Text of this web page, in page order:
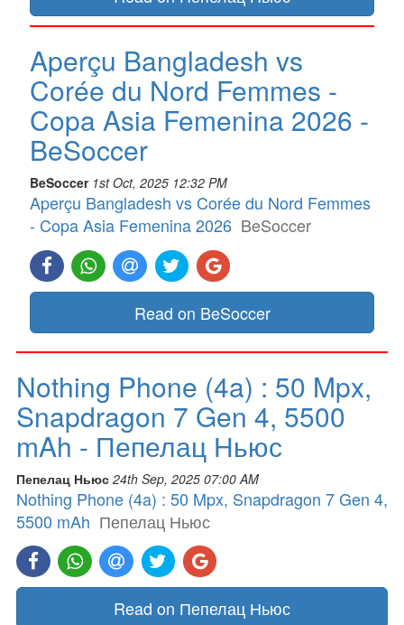
Aperçu Bangladesh vs
Corée du Nord Femmes -
Copa Asia Femenina 2026 -
BeSoccer
BeSoccer 1st Oct, 2025 12:32 PM
Aperçu Bangladesh vs Corée du Nord Femmes
- Copa Asia Femenina 2026 BeSoccer
Read on BeSoccer
Nothing Phone (4a) : 50 Mpx,
Snapdragon 7 Gen 4, 5500
mAh - Пепелац Ньюс
Пепелац Ньюс 24th Sep, 2025 07:00 AM
Nothing Phone (4a) : 50 Mpx, Snapdragon 7 Gen 4,
5500 mAh Пепелац Ньюс
Read on Пепелац Ньюс